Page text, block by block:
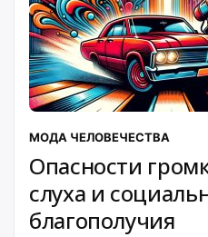
МОДА ЧЕЛОВЕЧЕСТВА
Опасности
слуха и
благополучия